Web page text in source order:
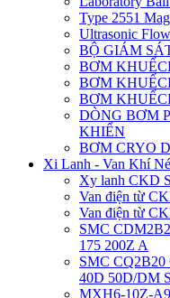
Type 2551
Ultrasonic
BỘ GIÁM
BƠM
BƠM
BƠM
DÒNG BƠM
KHIỂN
BƠM CRYO
Xi Lanh - Van Khí
Xy lanh CKD
Van điện từ
Van điện từ
SMC
175 200Z A
SMC
40D 50D/DM
MXH6-10Z-